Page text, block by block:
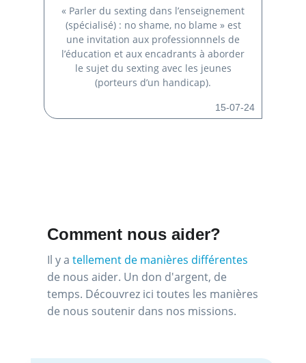
« Parler du sexting dans l’enseignement
(spécialisé) : no shame, no blame » est
une invitation aux professionnnels de
l’éducation et aux encadrants à aborder
le sujet du sexting avec les jeunes
(porteurs d’un handicap).
15-07-24
Comment nous aider?
Il y a tellement de manières différentes
de nous aider. Un don d'argent, de
temps. Découvrez ici toutes les manières
de nous soutenir dans nos missions.